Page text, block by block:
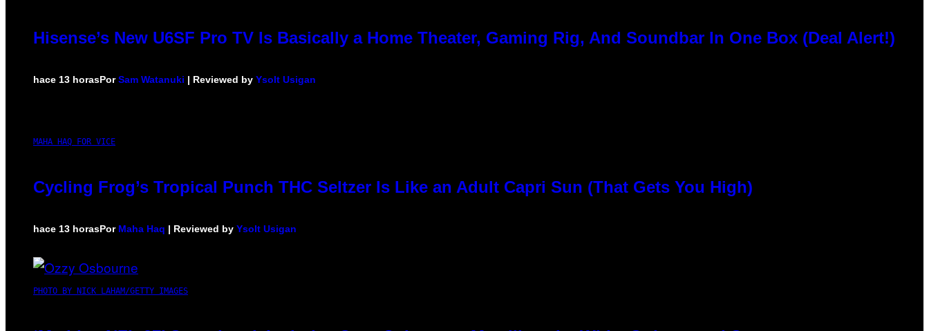
Hisense’s New U6SF Pro TV Is Basically a Home Theater, Gaming Rig, And Soundbar In One Box (Deal Alert!)
hace 13 horasPorSam Watanuki | Reviewed by Ysolt Usigan
MAHA HAQ FOR VICE
Cycling Frog’s Tropical Punch THC Seltzer Is Like an Adult Capri Sun (That Gets You High)
hace 13 horasPor Maha Haq | Reviewed by Ysolt Usigan
PHOTO BY NICK LAHAM/GETTY IMAGES